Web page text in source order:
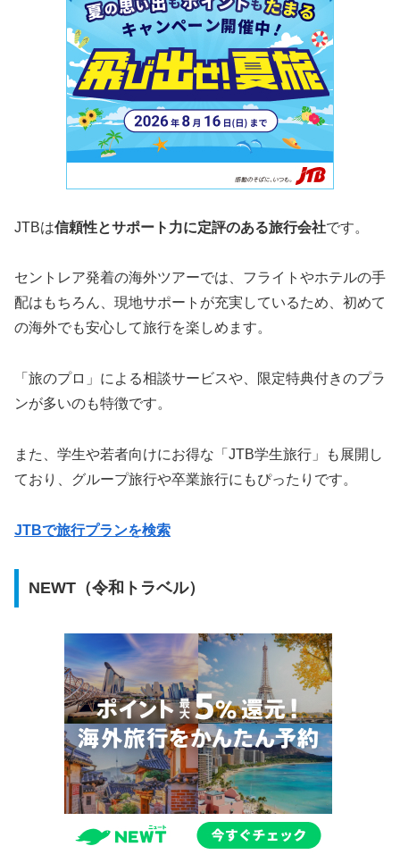
JTBは信頼性とサポート力に定評のある旅行会社です。
セントレア発着の海外ツアーでは、フライトやホテルの手
配はもちろん、現地サポートが充実しているため、初めて
の海外でも安心して旅行を楽しめます。
「旅のプロ」による相談サービスや、限定特典付きのプラ
ンが多いのも特徴です。
また、学生や若者向けにお得な「JTB学生旅行」も展開し
ており、グループ旅行や卒業旅行にもぴったりです。
JTBで旅行プランを検索
NEWT（令和トラベル）